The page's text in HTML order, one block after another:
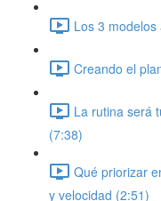
Los 3
Creando el
La rutina será
(7:38)
Qué priorizar
y velocidad (2:51)